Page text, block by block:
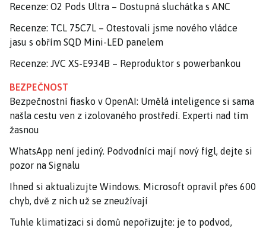
Recenze: O2 Pods Ultra – Dostupná sluchátka s ANC
Recenze: TCL 75C7L – Otestovali jsme nového vládce
jasu s obřím SQD Mini-LED panelem
Recenze: JVC XS-E934B – Reproduktor s powerbankou
BEZPEČNOST
Bezpečnostní fiasko v OpenAI: Umělá inteligence si sama
našla cestu ven z izolovaného prostředí. Experti nad tím
žasnou
WhatsApp není jediný. Podvodníci mají nový fígl, dejte si
pozor na Signalu
Ihned si aktualizujte Windows. Microsoft opravil přes 600
chyb, dvě z nich už se zneužívají
Tuhle klimatizaci si domů nepořizujte: je to podvod,